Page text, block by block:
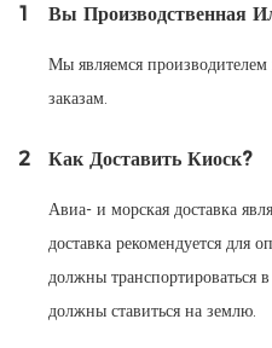
1
Вы Производственная
Мы являемся
заказам.
2 Как Доставить Киоск?
Авиа- и морская доставка
доставка рекомендуется для
должны транспортироваться
должны ставиться на землю.